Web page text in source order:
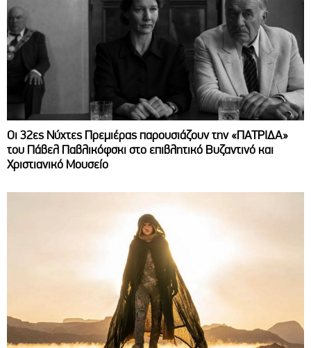
Οι 32ες Νύχτες Πρεμιέρας παρουσιάζουν την «ΠΑΤΡΙΔΑ»
του Πάβελ Παβλικόφσκι στο επιβλητικό Βυζαντινό και
Χριστιανικό Μουσείο